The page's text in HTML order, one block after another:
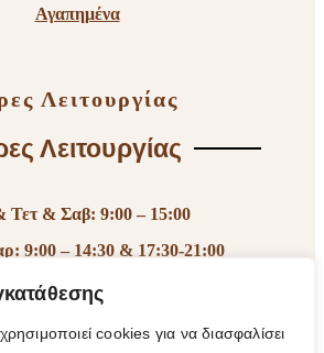
cookies για να διασφαλίσει
Αγαπημένα
Λειτουργίας
Λειτουργίας
Τετ & Σαβ: 9:00 – 15:00
9:00 – 14:30 & 17:30-21:00
Πεμ: 9:00-18:00